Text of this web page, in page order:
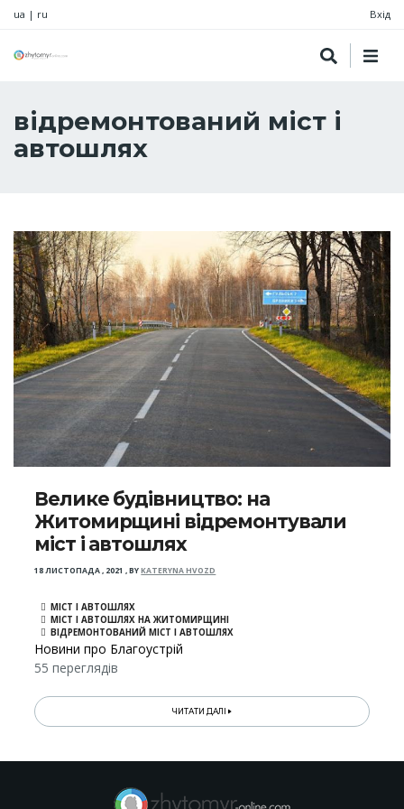
ua | ru Вхід
відремонтований міст і
автошлях
Велике будівництво: на
Житомирщині відремонтували
міст і автошлях
18 ЛИСТОПАДА , 2021 ,BYKATERYNA HVOZD
МІСТ І АВТОШЛЯХ
МІСТ І АВТОШЛЯХ НА ЖИТОМИРЩИНІ
ВІДРЕМОНТОВАНИЙ МІСТ І АВТОШЛЯХ
Новини про Благоустрій
55 переглядів
ЧИТАТИ ДАЛІ